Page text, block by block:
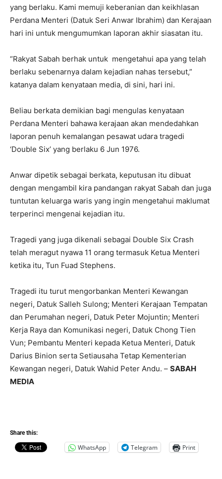
yang berlaku. Kami memuji keberanian dan keikhlasan
Perdana Menteri (Datuk Seri Anwar Ibrahim) dan Kerajaan
hari ini untuk mengumumkan laporan akhir siasatan itu.
“Rakyat Sabah berhak untuk mengetahui apa yang telah
berlaku sebenarnya dalam kejadian nahas tersebut,”
katanya dalam kenyataan media, di sini, hari ini.
Beliau berkata demikian bagi mengulas kenyataan
Perdana Menteri bahawa kerajaan akan mendedahkan
laporan penuh kemalangan pesawat udara tragedi
‘Double Six’ yang berlaku 6 Jun 1976.
Anwar dipetik sebagai berkata, keputusan itu dibuat
dengan mengambil kira pandangan rakyat Sabah dan juga
tuntutan keluarga waris yang ingin mengetahui maklumat
terperinci mengenai kejadian itu.
Tragedi yang juga dikenali sebagai Double Six Crash
telah meragut nyawa 11 orang termasuk Ketua Menteri
ketika itu, Tun Fuad Stephens.
Tragedi itu turut mengorbankan Menteri Kewangan
negeri, Datuk Salleh Sulong; Menteri Kerajaan Tempatan
dan Perumahan negeri, Datuk Peter Mojuntin; Menteri
Kerja Raya dan Komunikasi negeri, Datuk Chong Tien
Vun; Pembantu Menteri kepada Ketua Menteri, Datuk
Darius Binion serta Setiausaha Tetap Kementerian
Kewangan negeri, Datuk Wahid Peter Andu. – SABAH
MEDIA
Share this:
WhatsApp Telegram Print